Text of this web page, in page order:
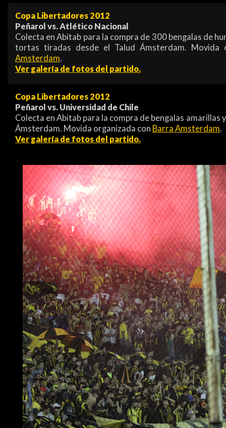
Copa Libertadores 2012
Peñarol vs. Atlético Nacional
Colecta en Abitab para la compra de 300 bengalas de
tortas tiradas desde el Talud Ámsterdam. Movida
Amsterdam.
Ver galería de fotos del partido.
Copa Libertadores 2012
Peñarol vs. Universidad de Chile
Colecta en Abitab para la compra de bengalas
Ámsterdam. Movida organizada con Barra Amsterdam.
Ver galería de fotos del partido.